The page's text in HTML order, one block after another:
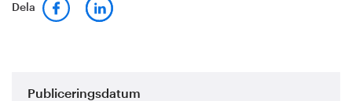
Dela
Publiceringsdatum